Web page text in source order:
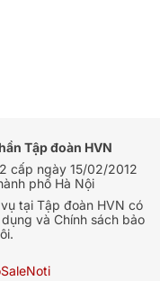
Tập đoàn HVN
cấp ngày 15/02/2012
phố Hà Nội
tại Tập đoàn HVN có
và Chính sách bảo